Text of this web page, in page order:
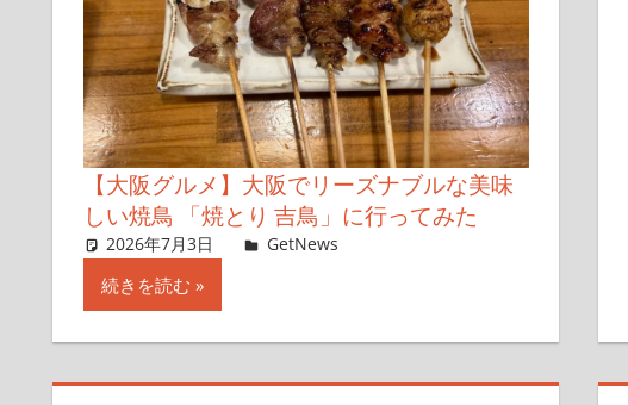
【大阪グルメ】大阪でリーズナブルな美味
しい焼鳥 「焼とり 吉鳥」に行ってみた
2026年7月3日 Taka
GetNews
続きを読む